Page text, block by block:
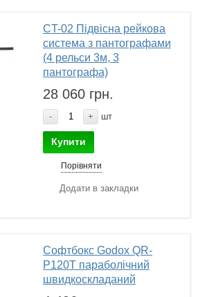
CT-02 Підвісна рейкова
система з пантографами
(4 рельси 3м, 3
пантографа)
28 060 грн.
- + шт
Купити
Порівняти
Додати в закладки
Софтбокс Godox QR-
P120T параболічний
швидкоскладаний